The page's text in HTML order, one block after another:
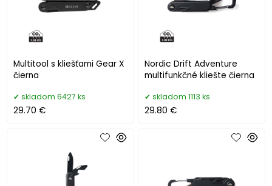
Multitool s kliešťami Gear X
čierna
skladom 6427 ks
29.70 €
Nordic Drift Adventure
multifunkčné kliešte čierna
skladom 1113 ks
29.80 €